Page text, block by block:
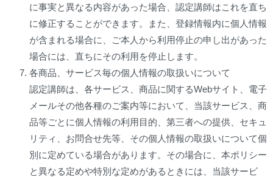
に事実と異なる内容があった場合、認定講師はこれを直ち
に修正することができます。また、登録情報内に個人情報
が含まれる場合に、ご本人から利用停止の申し出があった
場合には、直ちにその利用を停止します。
各商品、サービス毎の個人情報の取扱いについて
認定講師は、各サービス、商品に関するWebサイト、電子
メールその他各種のご案内等において、当該サービス、商
品等ごとに個人情報の利用目的、第三者への提供、セキュ
リティ、お問合せ先等、その個人情報の取扱いについて個
別に定めている場合があります。その場合に、本ポリシー
と異なる定めや特別な定めがあるときには、当該サービ